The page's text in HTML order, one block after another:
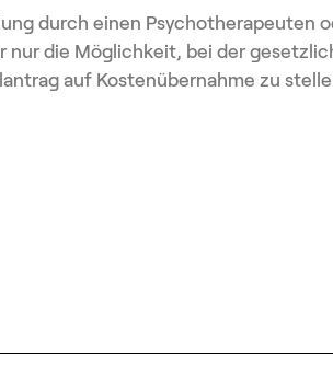
g durch einen Psychotherapeuten
nur die Möglichkeit, bei der
auf Kostenübernahme zu